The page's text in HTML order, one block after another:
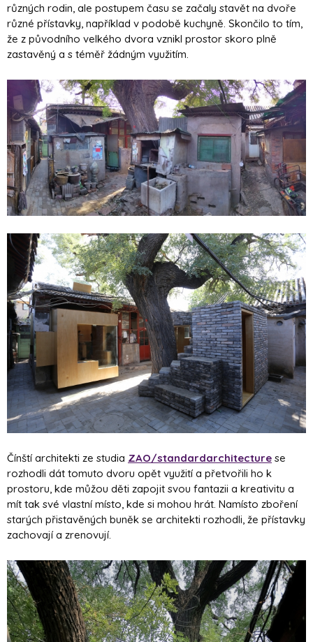
různých rodin, ale postupem času se začaly stavět na dvoře
různé přístavky, například v podobě kuchyně. Skončilo to tím,
že z původního velkého dvora vznikl prostor skoro plně
zastavěný a s téměř žádným využitím.
Čínští architekti ze studia ZAO/standardarchitecture se
rozhodli dát tomuto dvoru opět využití a přetvořili ho k
prostoru, kde můžou děti zapojit svou fantazii a kreativitu a
mít tak své vlastní místo, kde si mohou hrát. Namísto zboření
starých přistavěných buněk se architekti rozhodli, že přístavky
zachovají a zrenovují.